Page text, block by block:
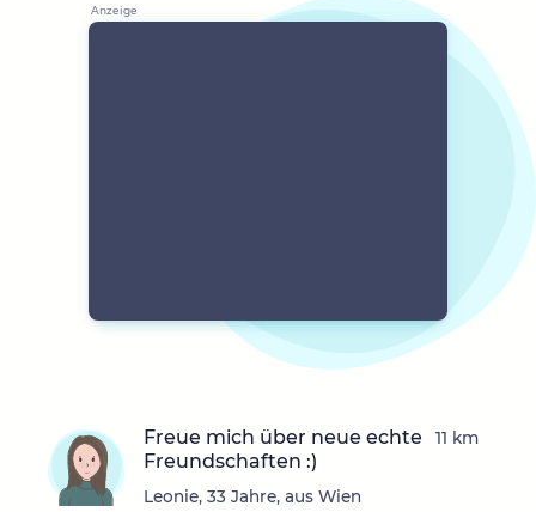
Freue mich über neue echte
Freundschaften :)
Leonie, 33 Jahre, aus Wien
11 km